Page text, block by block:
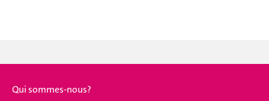
Qui sommes-nous?